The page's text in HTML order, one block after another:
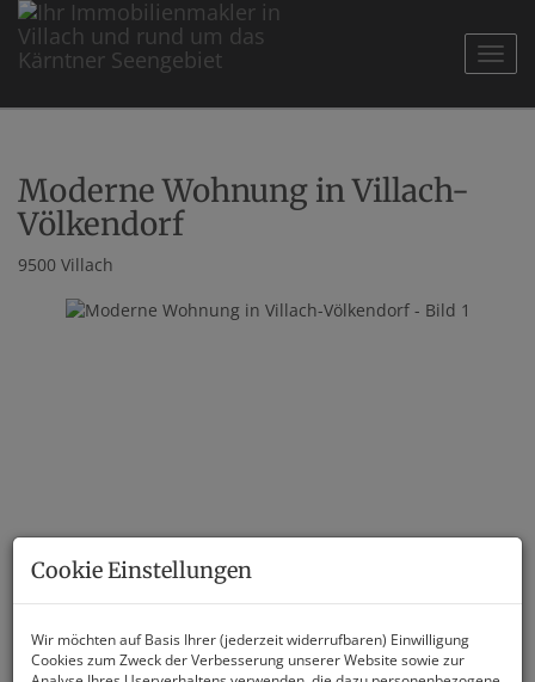
Moderne Wohnung in Villach-
Völkendorf
9500 Villach
Cookie Einstellungen
Wir möchten auf Basis Ihrer (jederzeit widerrufbaren) Einwilligung
Cookies zum Zweck der Verbesserung unserer Website sowie zur